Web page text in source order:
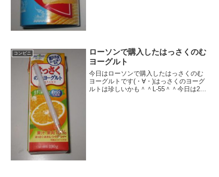
コンビニ
ローソンで購入したはっさくのむ
ヨーグルト
今日はローソンで購入したはっさくのむ
ヨーグルトです(・∀・)はっさくのヨーグ
ルトは珍しいかも＾＾L-55＾＾今日は2回